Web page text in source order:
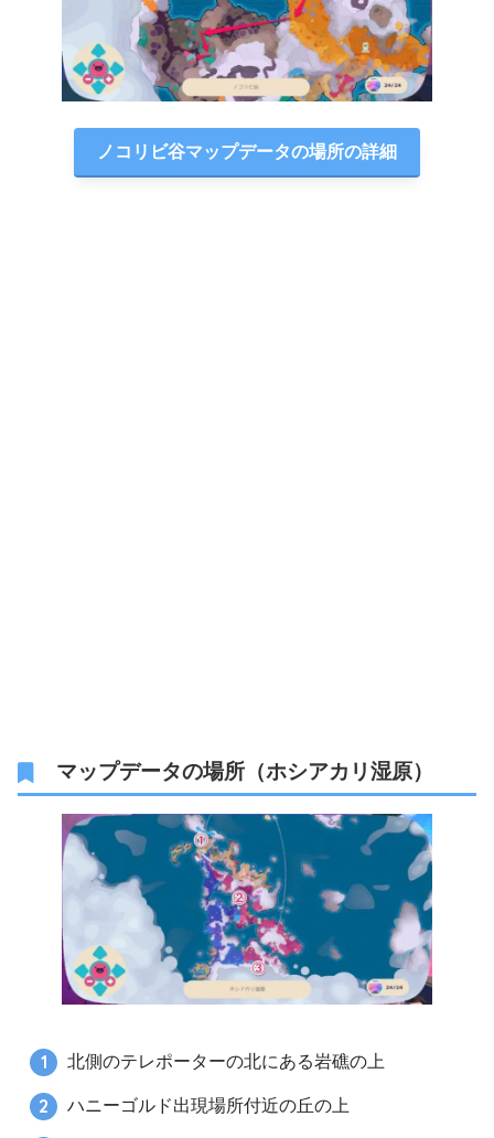
ノコリビ谷マップデータの場所の詳細
マップデータの場所（ホシアカリ湿原）
北側のテレポーターの北にある岩礁の上
ハニーゴルド出現場所付近の丘の上